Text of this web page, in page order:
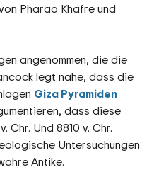
Pharao Khafre und
angenommen, die die
legt nahe, dass die
Giza Pyramiden
dass diese
Und 8810 v. Chr.
Untersuchungen
Antike.